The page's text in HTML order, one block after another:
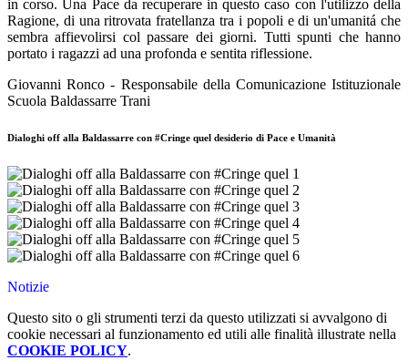
in corso. Una Pace da recuperare in questo caso con l'utilizzo della
Ragione, di una ritrovata fratellanza tra i popoli e di un'umanitá che
sembra affievolirsi col passare dei giorni. Tutti spunti che hanno
portato i ragazzi ad una profonda e sentita riflessione.
Giovanni Ronco - Responsabile della Comunicazione Istituzionale
Scuola Baldassarre Trani
Dialoghi off alla Baldassarre con #Cringe quel desiderio di Pace e Umanità
Notizie
Questo sito o gli strumenti terzi da questo utilizzati si avvalgono di
cookie necessari al funzionamento ed utili alle finalità illustrate nella
COOKIE POLICY.